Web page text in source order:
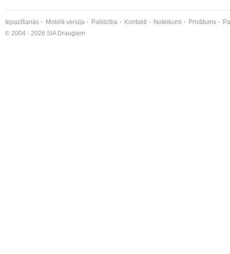
Iepazīšanās Mobilā versija Palīdzība Kontakti Noteikumi Privātums
© 2004 - 2026 SIA Draugiem